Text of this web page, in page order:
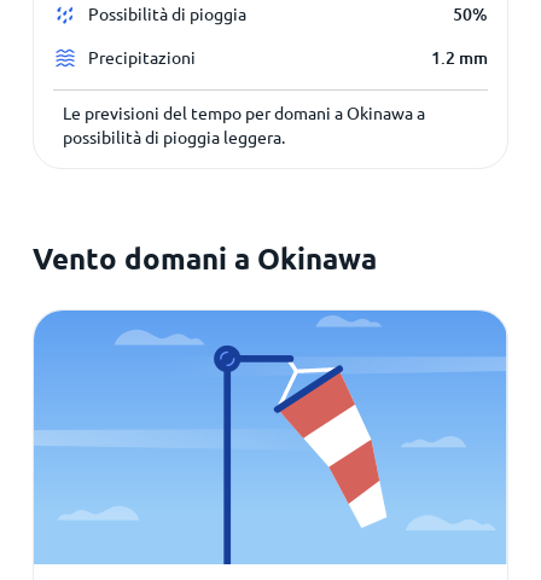
Possibilità di pioggia 50%
Precipitazioni 1.2 mm
Le previsioni del tempo per domani a Okinawa a
possibilità di pioggia leggera.
Vento domani a Okinawa